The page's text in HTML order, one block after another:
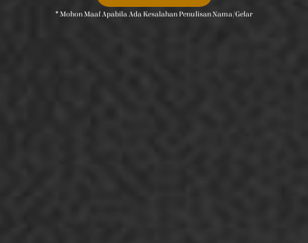
* Mohon Maaf Apabila Ada Kesalahan Penulisan Nama/gelar